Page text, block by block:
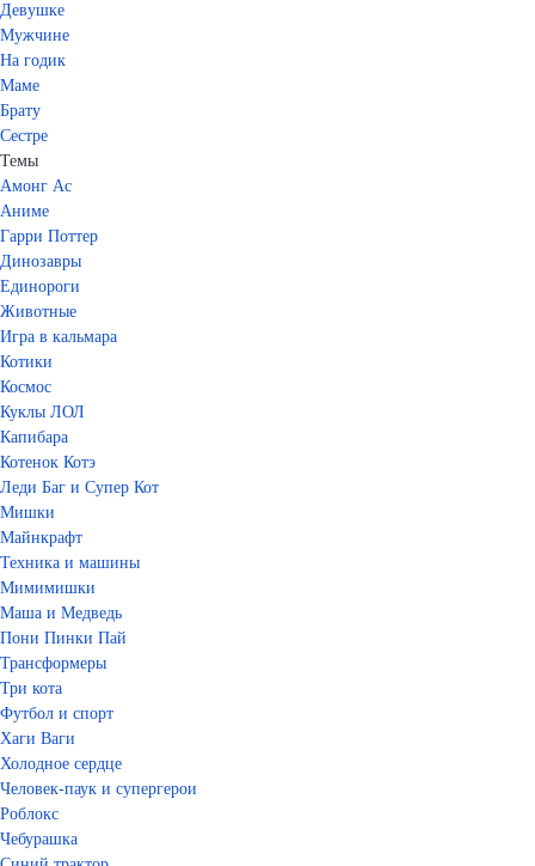
Девушке
Мужчине
На годик
Маме
Брату
Сестре
Темы
Амонг Ас
Аниме
Гарри Поттер
Динозавры
Единороги
Животные
Игра в кальмара
Котики
Космос
Куклы ЛОЛ
Капибара
Котенок Котэ
Леди Баг и Супер Кот
Мишки
Майнкрафт
Техника и машины
Мимимишки
Маша и Медведь
Пони Пинки Пай
Трансформеры
Три кота
Футбол и спорт
Хаги Ваги
Холодное сердце
Человек-паук и супергерои
Роблокс
Чебурашка